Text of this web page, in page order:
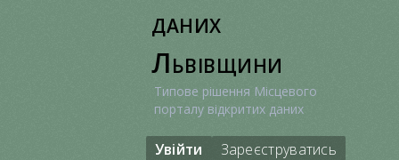
даних
Львівщини
Типове рішення Місцевого
порталу відкритих даних
Увійти Зареєструватись